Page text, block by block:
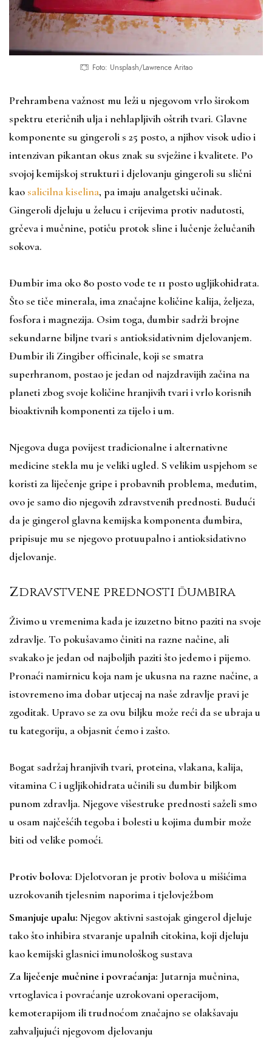
Foto: Unsplash/Lawrence Aritao
Prehrambena važnost mu leži u njegovom vrlo širokom
spektru eteričnih ulja i nehlapljivih oštrih tvari. Glavne
komponente su gingeroli s 25 posto, a njihov visok udio i
intenzivan pikantan okus znak su svježine i kvalitete. Po
svojoj kemijskoj strukturi i djelovanju gingeroli su slični
kao salicilna kiselina, pa imaju analgetski učinak.
Gingeroli djeluju u želucu i crijevima protiv nadutosti,
grčeva i mučnine, potiču protok sline i lučenje želučanih
sokova.
Đumbir ima oko 80 posto vode te 11 posto ugljikohidrata.
Što se tiče minerala, ima značajne količine kalija, željeza,
fosfora i magnezija. Osim toga, đumbir sadrži brojne
sekundarne biljne tvari s antioksidativnim djelovanjem.
Đumbir ili Zingiber officinale, koji se smatra
superhranom, postao je jedan od najzdravijih začina na
planeti zbog svoje količine hranjivih tvari i vrlo korisnih
bioaktivnih komponenti za tijelo i um.
Njegova duga povijest tradicionalne i alternativne
medicine stekla mu je veliki ugled. S velikim uspjehom se
koristi za liječenje gripe i probavnih problema, međutim,
ovo je samo dio njegovih zdravstvenih prednosti. Budući
da je gingerol glavna kemijska komponenta đumbira,
pripisuje mu se njegovo protuupalno i antioksidativno
djelovanje.
Zdravstvene prednosti đumbira
Živimo u vremenima kada je izuzetno bitno paziti na svoje
zdravlje. To pokušavamo činiti na razne načine, ali
svakako je jedan od najboljih paziti što jedemo i pijemo.
Pronaći namirnicu koja nam je ukusna na razne načine, a
istovremeno ima dobar utjecaj na naše zdravlje pravi je
zgoditak. Upravo se za ovu biljku može reći da se ubraja u
tu kategoriju, a objasnit ćemo i zašto.
Bogat sadržaj hranjivih tvari, proteina, vlakana, kalija,
vitamina C i ugljikohidrata učinili su đumbir biljkom
punom zdravlja. Njegove višestruke prednosti saželi smo
u osam najčešćih tegoba i bolesti u kojima đumbir može
biti od velike pomoći.
Protiv bolova: Djelotvoran je protiv bolova u mišićima
uzrokovanih tjelesnim naporima i tjelovježbom
Smanjuje upalu: Njegov aktivni sastojak gingerol djeluje
tako što inhibira stvaranje upalnih citokina, koji djeluju
kao kemijski glasnici imunološkog sustava
Za liječenje mučnine i povraćanja: Jutarnja mučnina,
vrtoglavica i povraćanje uzrokovani operacijom,
kemoterapijom ili trudnoćom značajno se olakšavaju
zahvaljujući njegovom djelovanju